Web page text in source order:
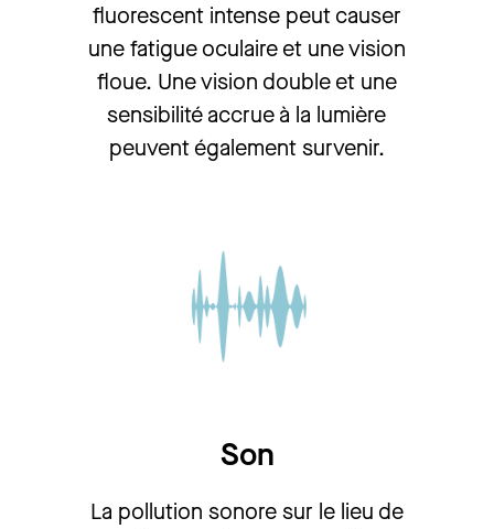
fluorescent intense peut causer
une fatigue oculaire et une vision
floue. Une vision double et une
sensibilité accrue à la lumière
peuvent également survenir.
Son
La pollution sonore sur le lieu de